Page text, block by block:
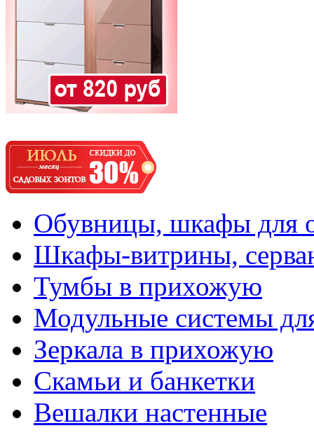
Обувницы, шкафы для
Шкафы-витрины,
Тумбы в прихожую
Модульные системы
Зеркала в прихожую
Скамьи и банкетки
Вешалки настенные